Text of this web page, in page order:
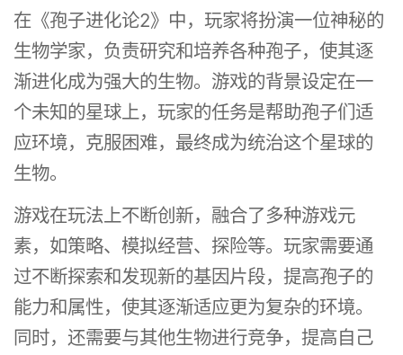
在《孢子进化论2》中，玩家将扮演一位神秘的
生物学家，负责研究和培养各种孢子，使其逐
渐进化成为强大的生物。游戏的背景设定在一
个未知的星球上，玩家的任务是帮助孢子们适
应环境，克服困难，最终成为统治这个星球的
生物。
游戏在玩法上不断创新，融合了多种游戏元
素，如策略、模拟经营、探险等。玩家需要通
过不断探索和发现新的基因片段，提高孢子的
能力和属性，使其逐渐适应更为复杂的环境。
同时，还需要与其他生物进行竞争，提高自己